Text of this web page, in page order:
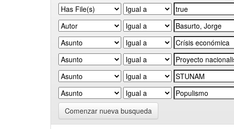
Comenzar nueva busqueda